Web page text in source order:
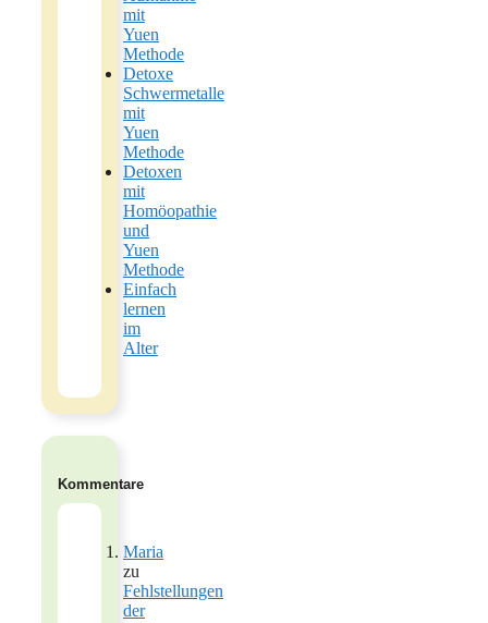
mit
Yuen
Methode
Detoxe
Schwermetalle
mit
Yuen
Methode
Detoxen
mit
Homöopathie
und
Yuen
Methode
Einfach
lernen
im
Alter
Kommentare
Maria
zu
Fehlstellungen
der